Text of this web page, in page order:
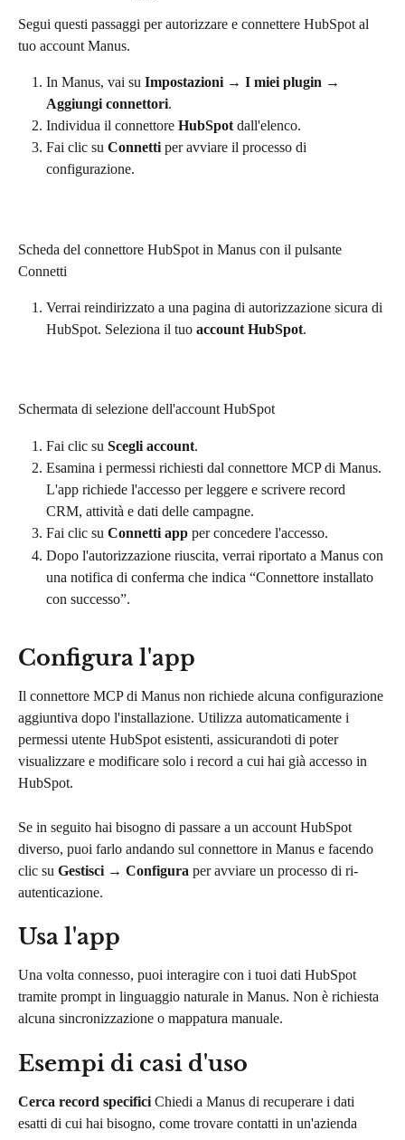
Segui questi passaggi per autorizzare e connettere HubSpot al
tuo account Manus.
In Manus, vai su Impostazioni → I miei plugin →
Aggiungi connettori.
Individua il connettore HubSpot dall'elenco.
Fai clic su Connetti per avviare il processo di
configurazione.
Scheda del connettore HubSpot in Manus con il pulsante
Connetti
Verrai reindirizzato a una pagina di autorizzazione sicura di
HubSpot. Seleziona il tuo account HubSpot.
Schermata di selezione dell'account HubSpot
Fai clic su Scegli account.
Esamina i permessi richiesti dal connettore MCP di Manus.
L'app richiede l'accesso per leggere e scrivere record
CRM, attività e dati delle campagne.
Fai clic su Connetti app per concedere l'accesso.
Dopo l'autorizzazione riuscita, verrai riportato a Manus con
una notifica di conferma che indica “Connettore installato
con successo”.
Configura l'app
Il connettore MCP di Manus non richiede alcuna configurazione
aggiuntiva dopo l'installazione. Utilizza automaticamente i
permessi utente HubSpot esistenti, assicurandoti di poter
visualizzare e modificare solo i record a cui hai già accesso in
HubSpot.
Se in seguito hai bisogno di passare a un account HubSpot
diverso, puoi farlo andando sul connettore in Manus e facendo
clic su Gestisci → Configura per avviare un processo di ri-
autenticazione.
Usa l'app
Una volta connesso, puoi interagire con i tuoi dati HubSpot
tramite prompt in linguaggio naturale in Manus. Non è richiesta
alcuna sincronizzazione o mappatura manuale.
Esempi di casi d'uso
Cerca record specifici Chiedi a Manus di recuperare i dati
esatti di cui hai bisogno, come trovare contatti in un'azienda